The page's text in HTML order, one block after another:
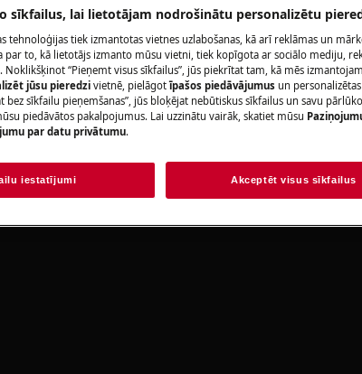
drošības informāciju
support/user-
ierīci un atvienojiet
Atrodi savu
Atrisini
dokumentāciju
Atrast
sīkfailus, lai lietotājam nodrošinātu personalizētu
tehnoloģijas tiek izmantotas vietnes uzlabošanas, kā arī reklāmas un
to, kā lietotājs izmanto mūsu vietni, tiek kopīgota ar sociālo mediju,
“Pieņemt visus sīkfailus”, jūs piekrītat tam, kā mēs
jūsu pieredzi vietnē, pielāgotīpašos piedāvājumus un
bez sīkfailu pieņemšanas”, jūs bloķējat nebūtiskus sīkfailus un savu
piedāvātos pakalpojumus. Lai uzzinātu vairāk, skatiet mūsu
par datu privātumu.
iestatījumi Akceptēt visus sīkfailus